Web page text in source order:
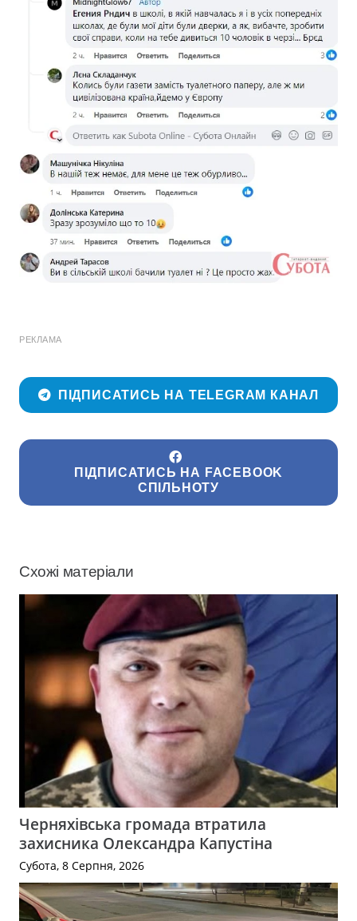
РЕКЛАМА
ПІДПИСАТИСЬ НА TELEGRAM КАНАЛ
ПІДПИСАТИСЬ НА FACEBOOK
СПІЛЬНОТУ
Схожі матеріали
Черняхівська громада втратила
захисника Олександра Капустіна
Субота, 8 Серпня, 2026